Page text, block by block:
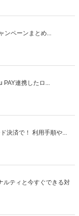
ンペーンまとめ...
PAY連携したロ...
決済で！ 利用手順や...
ルティと今すぐできる対